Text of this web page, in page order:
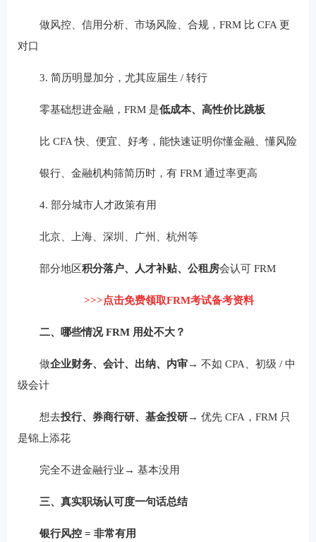
做风控、信用分析、市场风险、合规，FRM 比 CFA 更
对口
3. 简历明显加分，尤其应届生 / 转行
零基础想进金融，FRM 是低成本、高性价比跳板
比 CFA 快、便宜、好考，能快速证明你懂金融、懂风险
银行、金融机构筛简历时，有 FRM 通过率更高
4. 部分城市人才政策有用
北京、上海、深圳、广州、杭州等
部分地区积分落户、人才补贴、公租房会认可 FRM
>>>点击免费领取FRM考试备考资料
二、哪些情况 FRM 用处不大？
做企业财务、会计、出纳、内审→ 不如 CPA、初级 / 中
级会计
想去投行、券商行研、基金投研→ 优先 CFA，FRM 只
是锦上添花
完全不进金融行业→ 基本没用
三、真实职场认可度一句话总结
银行风控 = 非常有用